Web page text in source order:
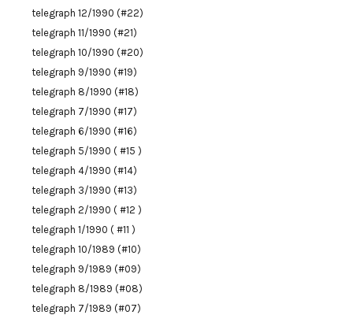
telegraph 12/1990 (#22)
telegraph 11/1990 (#21)
telegraph 10/1990 (#20)
telegraph 9/1990 (#19)
telegraph 8/1990 (#18)
telegraph 7/1990 (#17)
telegraph 6/1990 (#16)
telegraph 5/1990 ( #15 )
telegraph 4/1990 (#14)
telegraph 3/1990 (#13)
telegraph 2/1990 ( #12 )
telegraph 1/1990 ( #11 )
telegraph 10/1989 (#10)
telegraph 9/1989 (#09)
telegraph 8/1989 (#08)
telegraph 7/1989 (#07)